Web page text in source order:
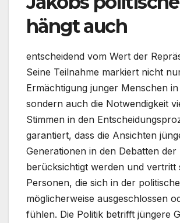
hängt auch
entscheidend vom Wert der
Seine Teilnahme markiert nicht
Ermächtigung junger Menschen
sondern auch die Notwendigkeit
Stimmen in den
garantiert, dass die Ansichten
Generationen in den Debatten der
berücksichtigt werden und vertritt
Personen, die sich in der
möglicherweise ausgeschlossen
fühlen. Die Politik betrifft jüngere